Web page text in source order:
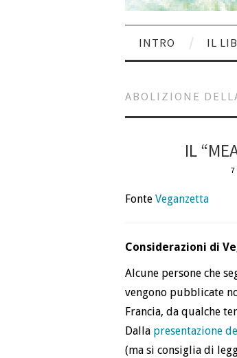
INTRO IL
ABOLIZIONE
IL
7
Fonte Veganzetta
Considerazioni di
Alcune persone che
vengono pubblicate
Francia, da qualche
Dalla presentazione
(ma si consiglia di